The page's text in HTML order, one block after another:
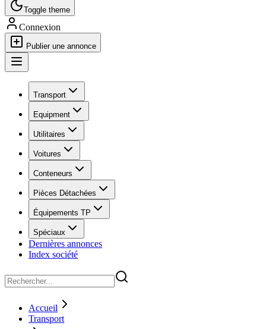
Toggle theme
Connexion
Publier une annonce
Transport
Equipment
Utilitaires
Voitures
Conteneurs
Pièces Détachées
Équipements TP
Spéciaux
Dernières annonces
Index société
Accueil
Transport